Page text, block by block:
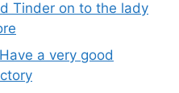
Tinder on to the lady
a very good